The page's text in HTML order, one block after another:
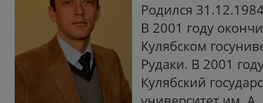
Родился
В 2001 году
Кулябском
Рудаки. В 2001
Кулябский